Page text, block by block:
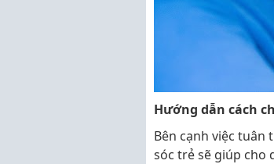
Hướng dẫn cách
Bên cạnh việc tuân
sóc trẻ sẽ giúp cho